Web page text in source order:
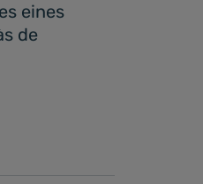
eines
de